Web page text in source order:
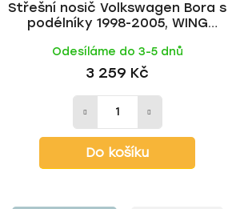
u
Střešní nosič Volkswagen Bora s
podélníky 1998-2005, WING
Odesíláme do 3-5 dnů
3 259 Kč
Do košíku